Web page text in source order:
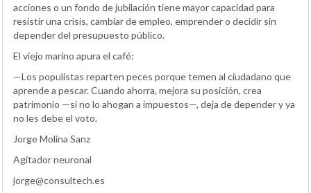
acciones o un fondo de jubilación tiene mayor capacidad para
resistir una crisis, cambiar de empleo, emprender o decidir sin
depender del presupuesto público.
El viejo marino apura el café:
—Los populistas reparten peces porque temen al ciudadano que
aprende a pescar. Cuando ahorra, mejora su posición, crea
patrimonio —si no lo ahogan a impuestos—, deja de depender y ya
no les debe el voto.
Jorge Molina Sanz
Agitador neuronal
jorge@consultech.es